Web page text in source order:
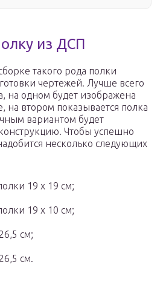
из ДСП
такого рода полки
чертежей. Лучше всего
на одном будет изображена
на втором показывается полка
вариантом будет
Чтобы успешно
несколько следующих
19 х 19 см;
19 х 10 см;
см;
см.